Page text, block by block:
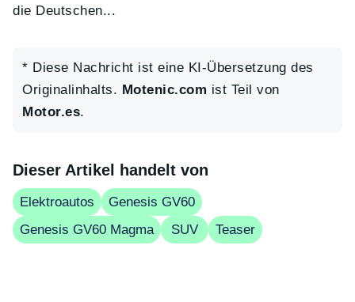
die Deutschen...
* Diese Nachricht ist eine KI-Übersetzung des
Originalinhalts. Motenic.com ist Teil von
Motor.es.
Dieser Artikel handelt von
Elektroautos
Genesis GV60
Genesis GV60 Magma
SUV Teaser